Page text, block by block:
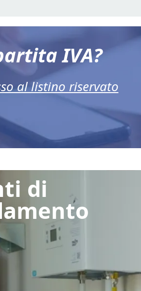
IVA?
al listino riservato
di